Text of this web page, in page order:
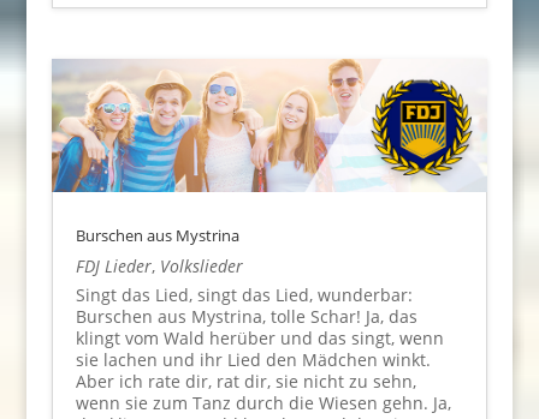
Burschen aus Mystrina
FDJ Lieder, Volkslieder
Singt das Lied, singt das Lied, wunderbar:
Burschen aus Mystrina, tolle Schar! Ja, das
klingt vom Wald herüber und das singt, wenn
sie lachen und ihr Lied den Mädchen winkt.
Aber ich rate dir, rat dir, sie nicht zu sehn,
wenn sie zum Tanz durch die Wiesen gehn. Ja,